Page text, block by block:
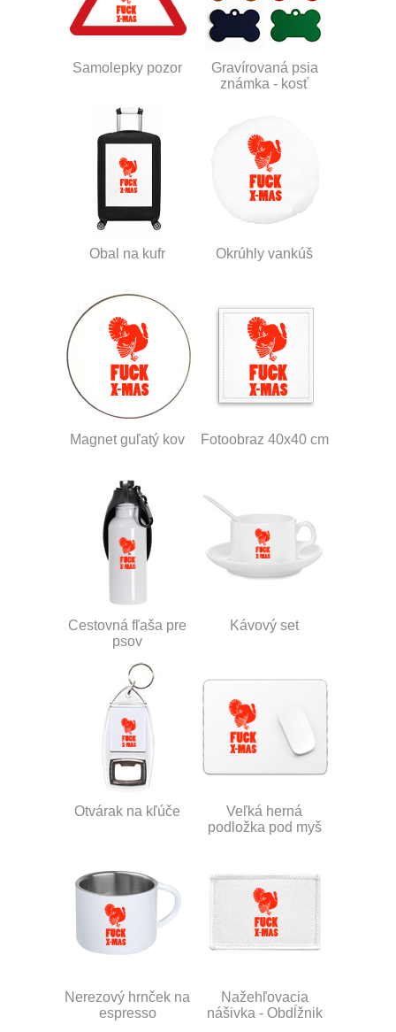
Samolepky pozor
Gravírovaná psia
známka - kosť
Obal na kufr Okrúhly vankúš
Magnet guľatý kov Fotoobraz 40x40 cm
Cestovná fľaša pre
psov
Kávový set
Otvárak na kľúče
Veľká herná
podložka pod myš
Nerezový hrnček na
espresso
Nažehľovacia
nášivka - Obdĺžnik